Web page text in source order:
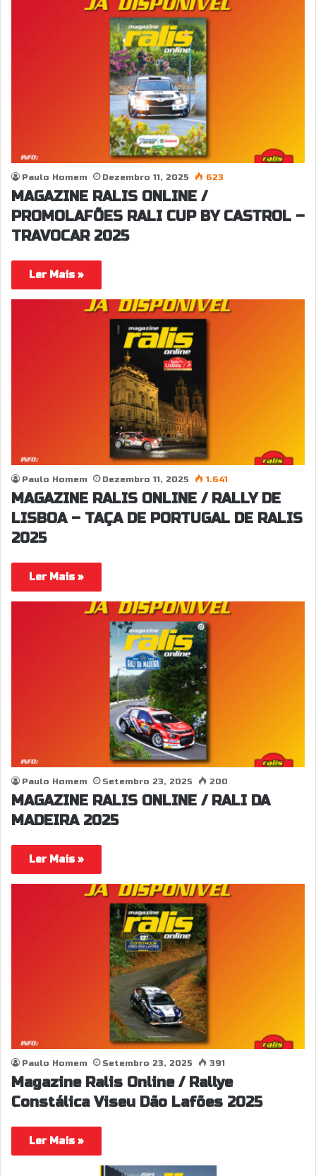
Paulo Homem Dezembro 11, 2025 623
MAGAZINE RALIS ONLINE /
PROMOLAFÕES RALI CUP BY CASTROL –
TRAVOCAR 2025
Ler Mais »
Paulo Homem Dezembro 11, 2025 1.641
MAGAZINE RALIS ONLINE / RALLY DE
LISBOA – TAÇA DE PORTUGAL DE RALIS
2025
Ler Mais »
Paulo Homem Setembro 23, 2025 200
MAGAZINE RALIS ONLINE / RALI DA
MADEIRA 2025
Ler Mais »
Paulo Homem Setembro 23, 2025 391
Magazine Ralis Online / Rallye
Constálica Viseu Dão Lafões 2025
Ler Mais »